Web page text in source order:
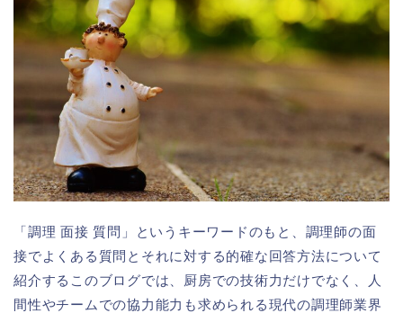
「調理 面接 質問」というキーワードのもと、調理師の面
接でよくある質問とそれに対する的確な回答方法について
紹介するこのブログでは、厨房での技術力だけでなく、人
間性やチームでの協力能力も求められる現代の調理師業界